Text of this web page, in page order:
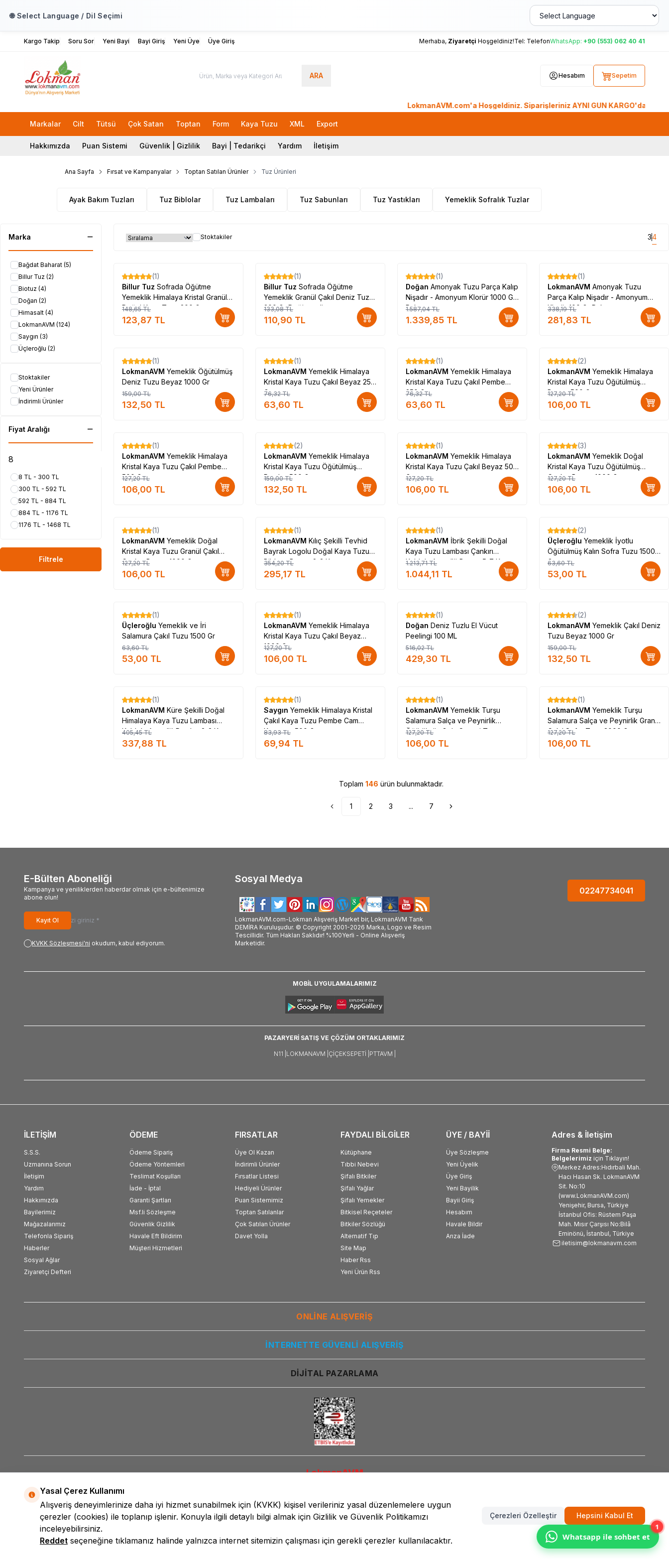
Whatsapp ile sohbet et
1
🌐 Select Language / Dil Seçimi
Kargo Takip Soru Sor Yeni Bayi Bayi Giriş Yeni Üye Üye Giriş Merhaba, Ziyaretçi Hoşgeldiniz!Tel: TelefonWhatsApp: +90 (553) 062 40 41
ARA Hesabım Sepetim
LokmanAVM.com'a Hoşgeldiniz. Siparişleriniz AYNI GÜN KARGO'da. Tüm
Markalar Cilt Tütsü Çok Satan Toptan Form Kaya Tuzu XML Export
Hakkımızda Puan Sistemi Güvenlik | Gizlilik Bayi | Tedarikçi Yardım İletişim
Ana Sayfa Fırsat ve Kampanyalar Toptan Satılan Ürünler Tuz Ürünleri
Ayak Bakım Tuzları Tuz Biblolar Tuz Lambaları Tuz Sabunları Tuz Yastıkları Yemeklik Sofralık Tuzlar
Marka
Bağdat Baharat (5)
Billur Tuz (2)
Biotuz (4)
Doğan (2)
Himasalt (4)
LokmanAVM (124)
Saygın (3)
Üçleroğlu (2)
Stoktakiler
Yeni Ürünler
İndirimli Ürünler
Fiyat Aralığı
8 TL - 300 TL
300 TL - 592 TL
592 TL - 884 TL
884 TL - 1176 TL
1176 TL - 1468 TL
Filtrele
Stoktakiler 34
%17
(1)
Billur Tuz Sofrada Öğütme
Yemeklik Himalaya Kristal Granül
Doğal Kaya Tuzu 200 Gr
Değirmenli
148,65TL
123,87 TL
%17
(1)
Billur Tuz Sofrada Öğütme
Yemeklik Granül Çakıl Deniz Tuzu
200 Gr Değirmenli
133,08TL
110,90 TL
%16
(1)
Doğan Amonyak Tuzu Parça Kalıp
Nişadır - Amonyum Klorür 1000 Gr
Paket
1.587,04TL
1.339,85 TL
%17
(1)
LokmanAVM Amonyak Tuzu
Parça Kalıp Nişadır - Amonyum
Klorür 100 Gr Paket
338,19TL
281,83 TL
%17
(1)
LokmanAVM Yemeklik Öğütülmüş
Deniz Tuzu Beyaz 1000 Gr
159,00TL
132,50 TL
%17
(1)
LokmanAVM Yemeklik Himalaya
Kristal Kaya Tuzu Çakıl Beyaz 250
Gr
76,32TL
63,60 TL
%17
(1)
LokmanAVM Yemeklik Himalaya
Kristal Kaya Tuzu Çakıl Pembe
250 Gr
76,32TL
63,60 TL
%17
(2)
LokmanAVM Yemeklik Himalaya
Kristal Kaya Tuzu Öğütülmüş
Beyaz 500 Gr
127,20TL
106,00 TL
%17
(1)
LokmanAVM Yemeklik Himalaya
Kristal Kaya Tuzu Çakıl Pembe
500 Gr
127,20TL
106,00 TL
%17
(2)
LokmanAVM Yemeklik Himalaya
Kristal Kaya Tuzu Öğütülmüş
Pembe 500 Gr
159,00TL
132,50 TL
%17
(1)
LokmanAVM Yemeklik Himalaya
Kristal Kaya Tuzu Çakıl Beyaz 500
Gr
127,20TL
106,00 TL
%17
(3)
LokmanAVM Yemeklik Doğal
Kristal Kaya Tuzu Öğütülmüş
Çankırı Beyaz 1000 Gr
127,20TL
106,00 TL
%17
(1)
LokmanAVM Yemeklik Doğal
Kristal Kaya Tuzu Granül Çakıl
Çankırı Beyaz 1000 Gr
127,20TL
106,00 TL
%17
(1)
LokmanAVM Kılıç Şekilli Tevhid
Bayrak Logolu Doğal Kaya Tuzu
Biblosu Beyaz 2-3 Kg
354,20TL
295,17 TL
%14
(1)
LokmanAVM İbrik Şekilli Doğal
Kaya Tuzu Lambası Çankırı
Kablolu Ampullü Beyaz 5-7 Kg
1.213,71TL
1.044,11 TL
%17
(2)
Üçleroğlu Yemeklik İyotlu
Öğütülmüş Kalın Sofra Tuzu 1500
Gr
63,60TL
53,00 TL
%17
(1)
Üçleroğlu Yemeklik ve İri
Salamura Çakıl Tuzu 1500 Gr
63,60TL
53,00 TL
%17
(1)
LokmanAVM Yemeklik Himalaya
Kristal Kaya Tuzu Çakıl Beyaz
1000 Gr
127,20TL
106,00 TL
%17
(1)
Doğan Deniz Tuzlu El Vücut
Peelingi 100 ML
516,02TL
429,30 TL
%17
(2)
LokmanAVM Yemeklik Çakıl Deniz
Tuzu Beyaz 1000 Gr
159,00TL
132,50 TL
%17
(1)
LokmanAVM Küre Şekilli Doğal
Himalaya Kaya Tuzu Lambası
Kablolu Ampullü Pembe 2-3 Kg
405,45TL
337,88 TL
%17
(1)
Saygın Yemeklik Himalaya Kristal
Çakıl Kaya Tuzu Pembe Cam
Kavanoz 500 Gr
83,93TL
69,94 TL
%17
(1)
LokmanAVM Yemeklik Turşu
Salamura Salça ve Peynirlik
Öğütülmüş Gıda Sanayi Tuzu
10.000 Gr
127,20TL
106,00 TL
%17
(1)
LokmanAVM Yemeklik Turşu
Salamura Salça ve Peynirlik Granül
Çakıl Sofra Tuzu 3000 Gr
127,20TL
106,00 TL
Toplam 146 ürün bulunmaktadır.
1 2 3 ... 7
E-Bülten Aboneliği
Kampanya ve yeniliklerden haberdar olmak için e-bültenimize
abone olun!
Kayıt Ol
KVKK Sözleşmesi'ni okudum, kabul ediyorum.
Sosyal Medya
LokmanAVM.com-Lokman Alışveriş Market bir, LokmanAVM Tarık
DEMİRA Kuruluşudur. © Copyright 2001-2026 Marka, Logo ve Resim
Tescillidir. Tüm Hakları Saklıdır! %100Yerli - Online Alışveriş
Marketidir.
02247734041
MOBİL UYGULAMALARIMIZ
PAZARYERİ SATIŞ VE ÇÖZÜM ORTAKLARIMIZ
N11 | LOKMANAVM | ÇIÇEKSEPETI | PTTAVM |
Adres & İletişim
Firma Resmi Belge:
Belgelerimiz için Tıklayın!
Merkez Adres:Hıdırbali Mah.
Hacı Hasan Sk. LokmanAVM
Sit. No:10
(www.LokmanAVM.com)
Yenişehir, Bursa, Türkiye
İstanbul Ofis: Rüstem Paşa
Mah. Mısır Çarşısı No:Bilâ
Eminönü, İstanbul, Türkiye
iletisim@lokmanavm.com
İLETİŞİM
S.S.S.
Uzmanına Sorun
İletişim
Yardım
Hakkımızda
Bayilerimiz
Mağazalarımız
Telefonla Sipariş
Haberler
Sosyal Ağlar
Ziyaretçi Defteri
ÖDEME
Ödeme Sipariş
Ödeme Yöntemleri
Teslimat Koşulları
İade - İptal
Garanti Şartları
Msf.li Sözleşme
Güvenlik Gizlilik
Havale Eft Bildirim
Müşteri Hizmetleri
FIRSATLAR
Üye Ol Kazan
İndirimli Ürünler
Fırsatlar Listesi
Hediyeli Ürünler
Puan Sistemimiz
Toptan Satılanlar
Çok Satılan Ürünler
Davet Yolla
FAYDALI BİLGİLER
Kütüphane
Tıbbi Nebevi
Şifalı Bitkiler
Şifalı Yağlar
Şifalı Yemekler
Bitkisel Reçeteler
Bitkiler Sözlüğü
Alternatif Tıp
Site Map
Haber Rss
Yeni Ürün Rss
ÜYE / BAYİİ
Üye Sözleşme
Yeni Üyelik
Üye Giriş
Yeni Bayilik
Bayii Giriş
Hesabım
Havale Bildir
Arıza İade
ONLİNE ALIŞVERİŞ
İNTERNETTE GÜVENLİ ALIŞVERİŞ
DİJİTAL PAZARLAMA
LokmanAVM
Yasal Çerez Kullanımı
Alışveriş deneyimlerinize daha iyi hizmet sunabilmek için (KVKK) kişisel verileriniz yasal düzenlemelere uygun
çerezler (cookies) ile toplanıp işlenir. Konuyla ilgili detaylı bilgi almak için Gizlilik ve Güvenlik Politikamızı
inceleyebilirsiniz.
Reddet seçeneğine tıklamanız halinde yalnızca internet sitemizin çalışması için gerekli çerezler kullanılacaktır.
Çerezleri Özelleştir Hepsini Kabul Et